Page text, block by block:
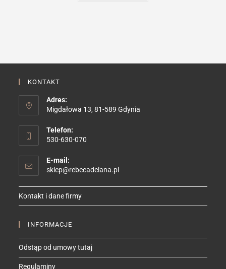
KONTAKT
Adres:
Migdałowa 13, 81-589 Gdynia
Telefon:
530-630-070
E-mail:
sklep@rebecadelana.plOpens
your
Kontakt i dane firmy
INFORMACJE
Odstąp od umowy tutaj
Regulaminy